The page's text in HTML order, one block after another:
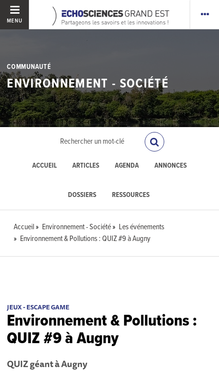
MENU
COMMUNAUTÉ
ENVIRONNEMENT - SOCIÉTÉ
ACCUEIL ARTICLES AGENDA ANNONCES
DOSSIERS RESSOURCES
Accueil Environnement - Société
Les événements
Environnement & Pollutions : QUIZ #9 à Augny
JEUX - ESCAPE GAME
Environnement & Pollutions :
QUIZ #9 à Augny
QUIZ géant àAugny